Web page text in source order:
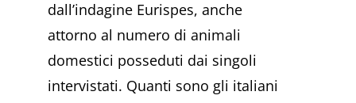
dall’indagine Eurispes, anche
attorno al numero di animali
domestici posseduti dai singoli
intervistati. Quanti sono gli italiani